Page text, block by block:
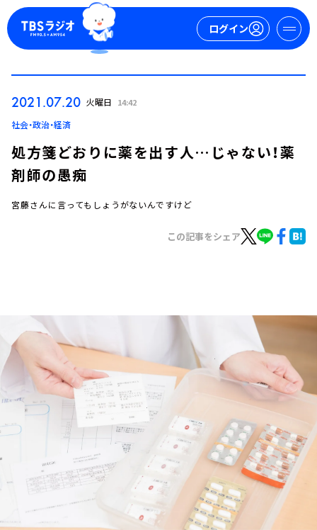
ログイン
お知らせ
イベント・グッズ
YouTube
会社情報
2021.07.20 火曜日 14:42
社会・政治・経済
処方箋どおりに薬を出す人…じゃない！薬
剤師の愚痴
宮藤さんに言ってもしょうがないんですけど
この記事をシェア